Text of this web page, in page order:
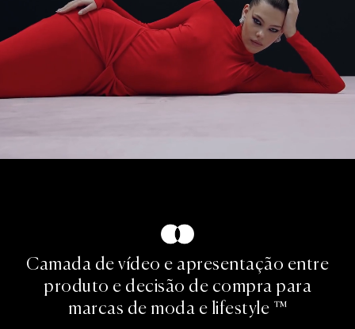
Camada de vídeo e apresentação entre
produto e decisão de compra para
marcas de moda e lifestyle ™